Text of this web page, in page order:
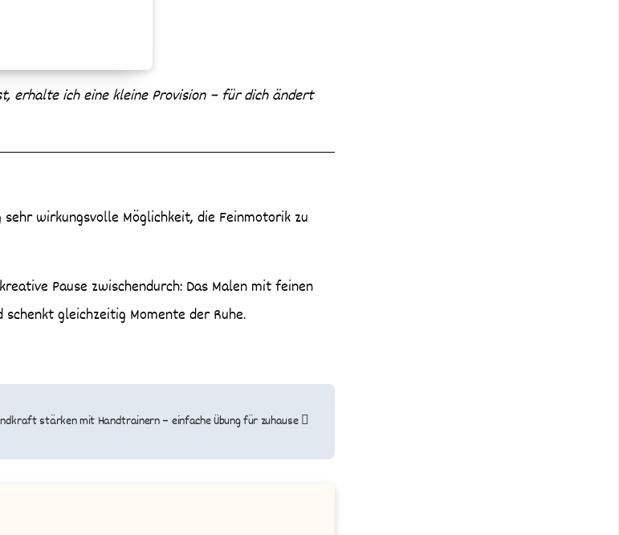
erhalte ich eine kleine Provision – für dich ändert
wirkungsvolle Möglichkeit, die Feinmotorik zu
Pause zwischendurch: Das Malen mit feinen
gleichzeitig Momente der Ruhe.
stärken mit Handtrainern – einfache Übung für zuhause